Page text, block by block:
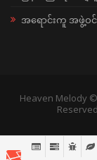
အရောင်းကူ အဖွဲ့ဝင်
Heaven Melody